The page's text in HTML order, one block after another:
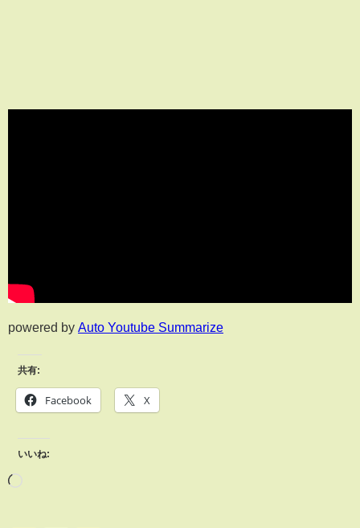
powered by Auto Youtube Summarize
共有:
Facebook X
いいね: